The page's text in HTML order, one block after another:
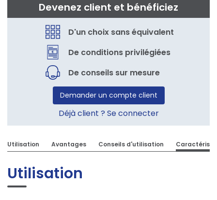
Devenez client et bénéficiez
D'un choix sans équivalent
De conditions privilégiées
De conseils sur mesure
Demander un compte client
Déjà client ? Se connecter
Utilisation Avantages Conseils d'utilisation
Utilisation